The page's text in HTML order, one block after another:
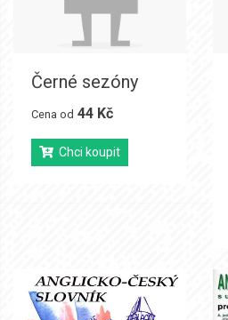
Černé sezóny
Cena od 44 Kč
Chci koupit